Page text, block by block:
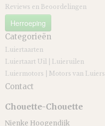
Reviews en Beoordelingen
Herroeping
Categorieën
Luiertaarten
Luiertaart Uil | Luieruilen
Luiermotors | Motors van Luiers
Contact
Chouette-Chouette
Nienke Hoogendijk